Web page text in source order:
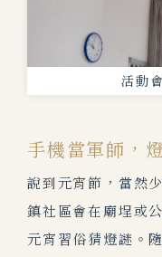
活動
手機當軍師，
說到元宵節，當然
鎮社區會在廟埕或
元宵習俗猜燈謎。